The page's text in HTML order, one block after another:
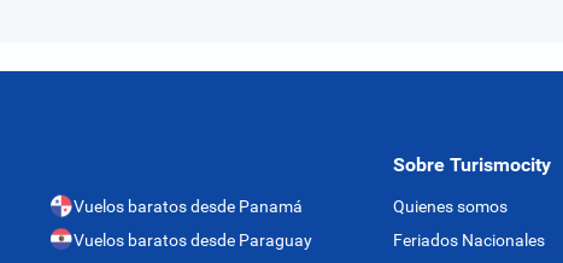
Vuelos baratos desde Panamá
Vuelos baratos desde Paraguay
Sobre Turismocity
Quienes somos
Feriados Nacionales